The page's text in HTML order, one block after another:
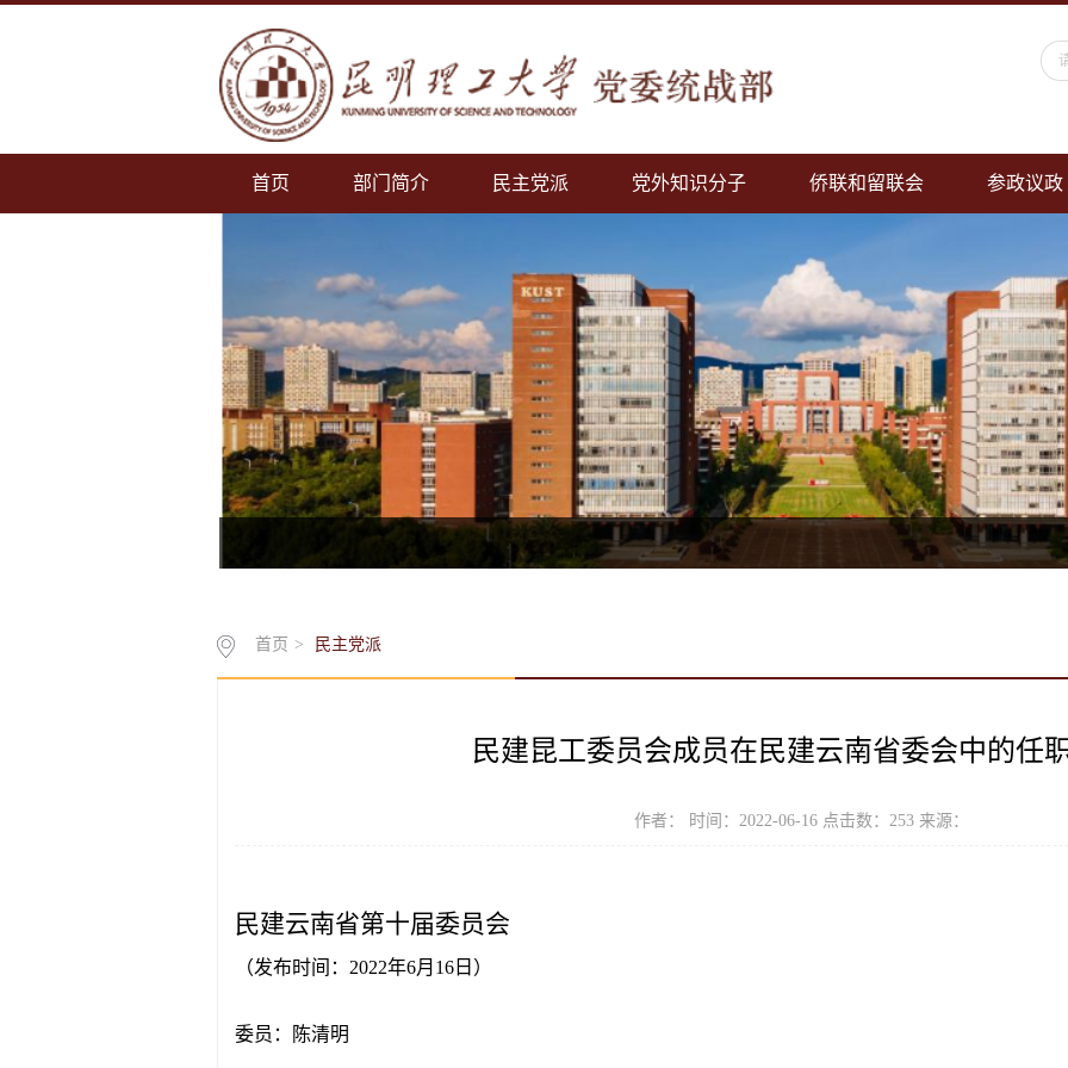
首页 部门简介 民主党派 党外知识分子 侨联和留联会 参政议政
首页 > 民主党派
民建昆工委员会成员在民建云南省委会中的任
作者： 时间：2022-06-16 点击数： 253来源：
民建云南省第十届委员会
（发布时间： 2022年6月16日）
委员：陈清明